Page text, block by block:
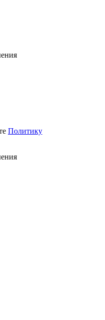
Политику